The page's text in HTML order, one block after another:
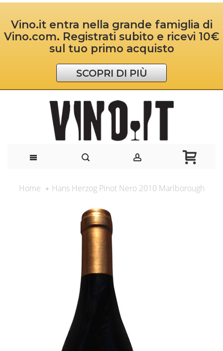
Vino.it entra nella grande famiglia di
Vino.com. Registrati subito e ricevi 10€
sul tuo primo acquisto
SCOPRI DI PIÙ
Home Hans Herzog Pinot Nero 2010 Marlborough